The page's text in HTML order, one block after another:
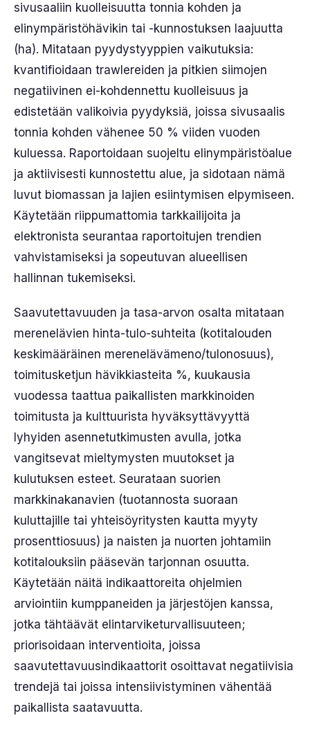
sivusaaliin kuolleisuutta tonnia kohden ja
elinympäristöhävikin tai -kunnostuksen laajuutta
(ha). Mitataan pyydystyyppien vaikutuksia:
kvantifioidaan trawlereiden ja pitkien siimojen
negatiivinen ei-kohdennettu kuolleisuus ja
edistetään valikoivia pyydyksiä, joissa sivusaalis
tonnia kohden vähenee 50 % viiden vuoden
kuluessa. Raportoidaan suojeltu elinympäristöalue
ja aktiivisesti kunnostettu alue, ja sidotaan nämä
luvut biomassan ja lajien esiintymisen elpymiseen.
Käytetään riippumattomia tarkkailijoita ja
elektronista seurantaa raportoitujen trendien
vahvistamiseksi ja sopeutuvan alueellisen
hallinnan tukemiseksi.
Saavutettavuuden ja tasa-arvon osalta mitataan
merenelävien hinta-tulo-suhteita (kotitalouden
keskimääräinen merenelävämeno/tulonosuus),
toimitusketjun hävikkiasteita %, kuukausia
vuodessa taattua paikallisten markkinoiden
toimitusta ja kulttuurista hyväksyttävyyttä
lyhyiden asennetutkimusten avulla, jotka
vangitsevat mieltymysten muutokset ja
kulutuksen esteet. Seurataan suorien
markkinakanavien (tuotannosta suoraan
kuluttajille tai yhteisöyritysten kautta myyty
prosenttiosuus) ja naisten ja nuorten johtamiin
kotitalouksiin pääsevän tarjonnan osuutta.
Käytetään näitä indikaattoreita ohjelmien
arviointiin kumppaneiden ja järjestöjen kanssa,
jotka tähtäävät elintarviketurvallisuuteen;
priorisoidaan interventioita, joissa
saavutettavuusindikaattorit osoittavat negatiivisia
trendejä tai joissa intensiivistyminen vähentää
paikallista saatavuutta.